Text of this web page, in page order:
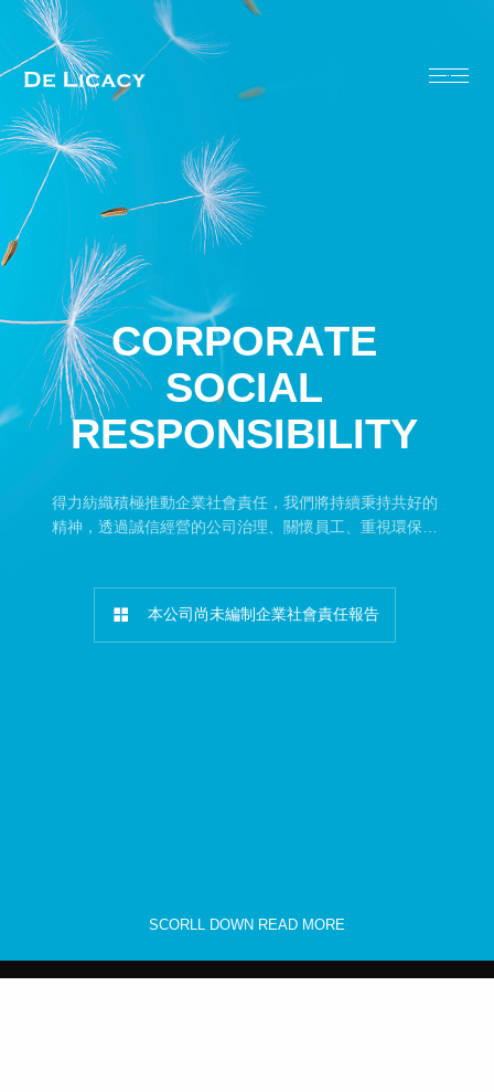
得力紡織積極推動企業社會責任，我們將持續秉持共好的
精神，透過誠信經營的公司治理、關懷員工、重視環保議
本公司尚未編制企業社會責任報告
SCORLL DOWN READ MORE